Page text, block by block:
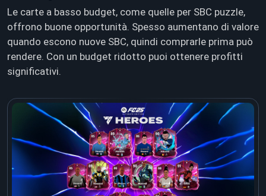
Le carte a basso budget, come quelle per SBC puzzle,
offrono buone opportunità. Spesso aumentano di valore
quando escono nuove SBC, quindi comprarle prima può
rendere. Con un budget ridotto puoi ottenere profitti
significativi.